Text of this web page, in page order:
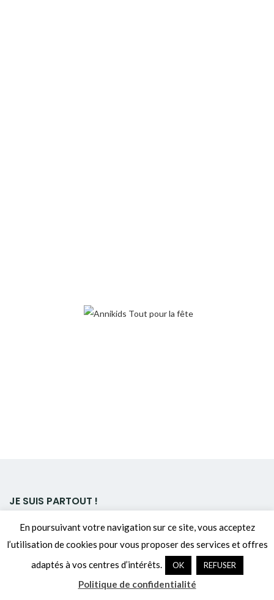
JE SUIS PARTOUT !
Politique de confidentialité
En poursuivant votre navigation sur ce site, vous acceptez
l’utilisation de cookies pour vous proposer des services et offres
adaptés à vos centres d’intérêts.
OK REFUSER
Politique de confidentialité